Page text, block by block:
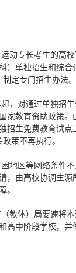
运动专长考生的高
）单独招生和综
定专门招生办法。
起，对通过单独招
家教育资助政策
招生免费教育试点
策不再执行。
困地区等网络条件
，由高校协调生源
。
（教体）局要速将
高中阶段学校，并